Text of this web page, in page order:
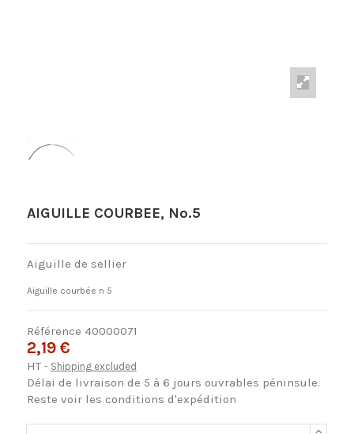
AIGUILLE COURBEE, Nº.5
Aiguille de sellier
Aiguille courbée n 5
Référence 40000071
2,19 €
HT Shipping excluded
Délai de livraison de 5 à 6 jours ouvrables péninsule.
Reste voir les conditions d'expédition